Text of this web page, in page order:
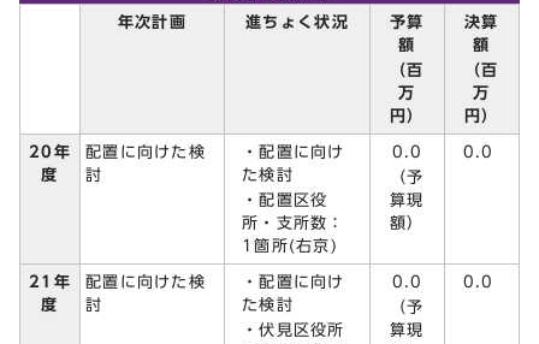
年次計画
進ちょく状況
予算
額
（百
万
円）
決算
額
（百
万
円）
20年
度
配置に向けた検
討
・配置に向け
た検討
・配置区役
所・支所数：
1箇所(右京)
0.0
（予
算現
額）
0.0
21年
度
配置に向けた検
討
・配置に向け
た検討
・伏見区役所
0.0
（予
算現
0.0